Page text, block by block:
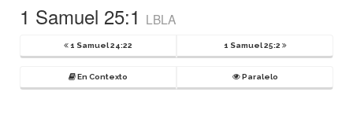
1 Samuel 25:1 LBLA
1 Samuel 24:22 1 Samuel 25:2
En Contexto Paralelo